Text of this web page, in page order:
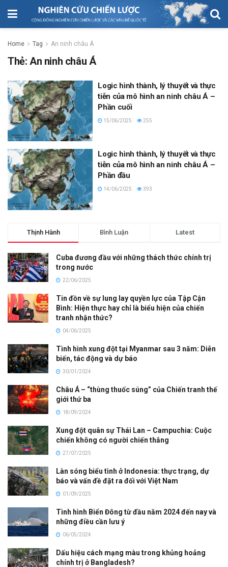
Home Tag An ninh châu Á
Thẻ: An ninh châu Á
Logic hình thành, lý thuyết và thực
tiễn của mô hình an ninh châu Á –
Phần cuối
15/06/2025 255
Logic hình thành, lý thuyết và thực
tiễn của mô hình an ninh châu Á –
Phần đầu
14/06/2025 393
Thịnh Hành Bình Luận Latest
Cuba đương đầu với những thách thức chính trị
trong nước
22/06/2025
Tin đồn về sự lung lay quyền lực của Tập Cận
Bình: Hiện thực hay chỉ là biểu hiện của chiến
tranh nhận thức?
04/06/2025
Tình hình xung đột tại Myanmar sau 3 năm: Diễn
biến, tác động và dự báo
30/01/2024
Châu Á – “thùng thuốc súng” của Chiến tranh thế
giới thứ ba
18/09/2024
Xung đột quân sự Thái Lan – Campuchia: Cuộc
chiến không có người chiến thắng
27/07/2025
Làn sóng biểu tình ở Indonesia: thực trạng, dự
báo và vấn đề đặt ra đối với Việt Nam
01/09/2025
Tình hình Biển Đông từ đầu năm 2024 đến nay và
những điều cần lưu ý
06/05/2024
Dấu hiệu cách mạng màu trong khủng hoảng
chính trị ở Bangladesh?